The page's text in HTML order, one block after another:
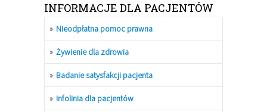
INFORMACJE DLA PACJENTÓW
Nieodpłatna pomoc prawna
Żywienie dla zdrowia
Badanie satysfakcji pacjenta
Infolinia dla pacjentów